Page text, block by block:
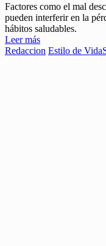
Factores como el mal
pueden interferir en la
hábitos saludables.
Leer más
Redaccion Estilo de Vida